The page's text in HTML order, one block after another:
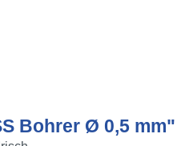
Bohrer Ø 0,5 mm"